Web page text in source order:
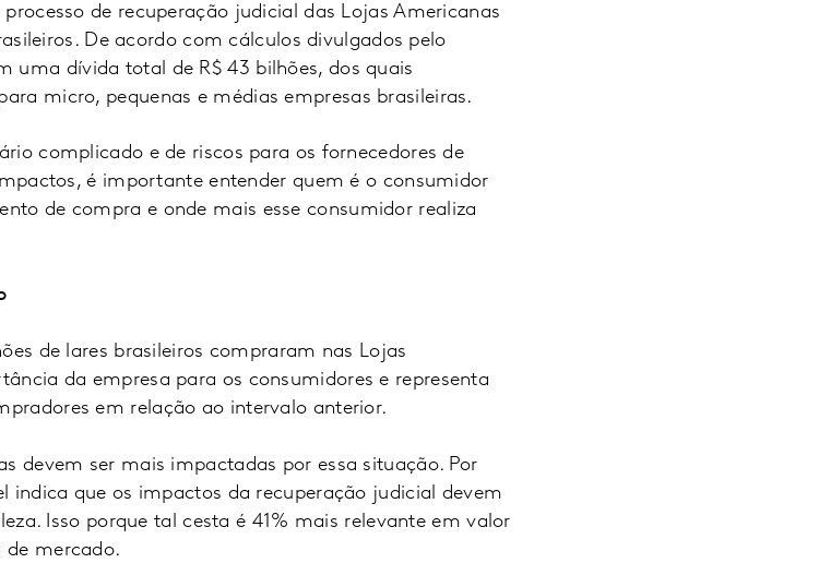
de recuperação judicial das Lojas Americanas
De acordo com cálculos divulgados pelo
uma dívida total de R$ 43 bilhões, dos quais
micro, pequenas e médias empresas brasileiras.
complicado e de riscos para os fornecedores de
é importante entender quem é o consumidor
de compra e onde mais esse consumidor realiza
de lares brasileiros compraram nas Lojas
da empresa para os consumidores e representa
em relação ao intervalo anterior.
devem ser mais impactadas por essa situação. Por
indica que os impactos da recuperação judicial devem
Isso porque tal cesta é 41% mais relevante em valor
de mercado.